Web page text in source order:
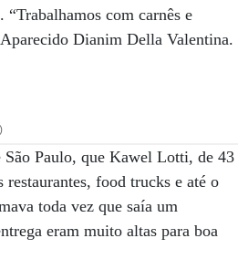
com carnês e
Dianim Della Valentina.
São Paulo, que Kawel Lotti, de 43
food trucks e até o
toda vez que saía um
eram muito altas para boa